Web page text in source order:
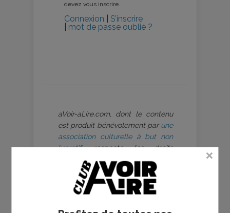
devez vous inscrire.
Connexion
S’inscrire
mot de passe oublié ?
aVoir-aLire.com, dont le contenu
est produit bénévolement par une
association culturelle à but non
lucratif, respecte les droits
d’auteur et s’est toujours engagé à
être rigoureux sur ce point, dans
le respect du travail des artistes
que nous cherchons à valoriser.